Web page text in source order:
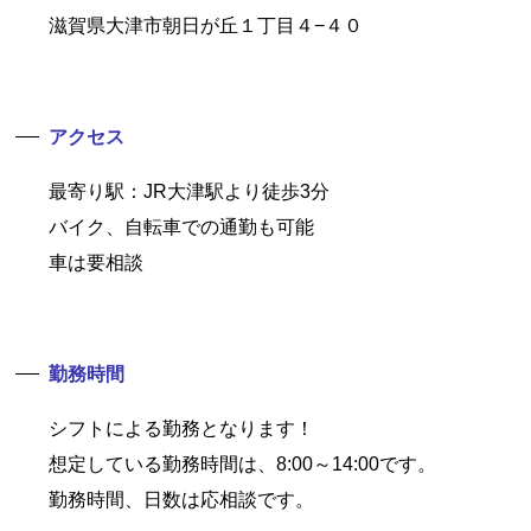
滋賀県大津市朝日が丘１丁目４−４０
アクセス
最寄り駅：JR大津駅より徒歩3分
バイク、自転車での通勤も可能
車は要相談
勤務時間
シフトによる勤務となります！
想定している勤務時間は、8:00～14:00です。
勤務時間、日数は応相談です。